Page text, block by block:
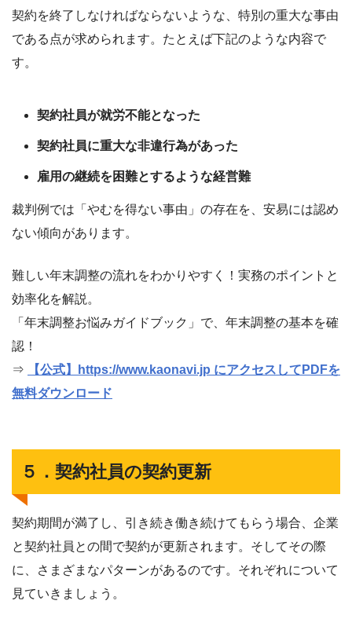
契約を終了しなければならないような、特別の重大な事由
である点が求められます。たとえば下記のような内容で
す。
契約社員が就労不能となった
契約社員に重大な非違行為があった
雇用の継続を困難とするような経営難
裁判例では「やむを得ない事由」の存在を、安易には認め
ない傾向があります。
難しい年末調整の流れをわかりやすく！実務のポイントと
効率化を解説。
「年末調整お悩みガイドブック」で、年末調整の基本を確
認！
⇒
【公式】https://www.kaonavi.jp にアクセスしてPDFを
無料ダウンロード
５．契約社員の契約更新
契約期間が満了し、引き続き働き続けてもらう場合、企業
と契約社員との間で契約が更新されます。そしてその際
に、さまざまなパターンがあるのです。それぞれについて
見ていきましょう。